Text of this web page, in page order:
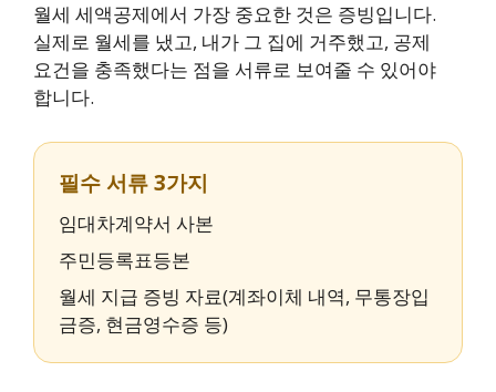
월세 세액공제에서 가장 중요한 것은 증빙입니다.
실제로 월세를 냈고, 내가 그 집에 거주했고, 공제
요건을 충족했다는 점을 서류로 보여줄 수 있어야
합니다.
필수 서류 3가지
임대차계약서 사본
주민등록표등본
월세 지급 증빙 자료(계좌이체 내역, 무통장입
금증, 현금영수증 등)